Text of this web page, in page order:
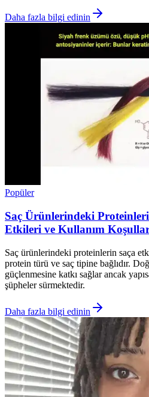
Daha fazla bilgi edinin
Popüler
Saç Ürünlerindeki
Etkileri ve Kullanım
Saç ürünlerindeki proteinlerin saça
protein türü ve saç tipine bağlıdır.
güçlenmesine katkı sağlar ancak
şüpheler sürmektedir.
Daha fazla bilgi edinin